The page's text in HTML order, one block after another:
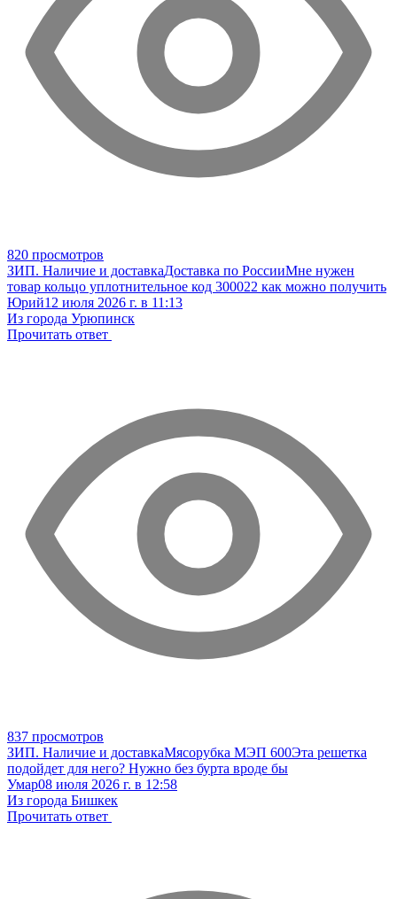
820 просмотров
ЗИП. Наличие и доставкаДоставка по РоссииМне нужен
товар кольцо уплотнительное код 300022 как можно получить
Юрий12 июля 2026 г. в 11:13
Из города Урюпинск
Прочитать ответ
837 просмотров
ЗИП. Наличие и доставкаМясорубка МЭП 600Эта решетка
подойдет для него? Нужно без бурта вроде бы
Умар08 июля 2026 г. в 12:58
Из города Бишкек
Прочитать ответ